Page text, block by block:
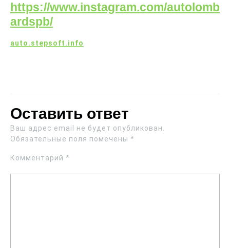
https://www.instagram.com/autolomb
ardspb/
auto.stepsoft.info
Оставить ответ
Ваш адрес email не будет опубликован.
Обязательные поля помечены *
Комментарий *